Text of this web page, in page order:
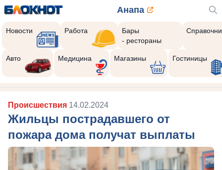
Анапа
Новости Работа
Бары
- рестораны
Авто Медицина Магазины Гостиницы
Происшествия 14.02.2024
Жильцы пострадавшего от
пожара дома получат выплаты